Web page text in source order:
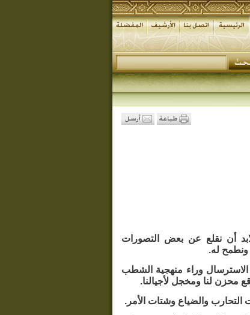
أن نقلع عن بعض التصورات
ونطمح له.
الاسترسال وراء منهجية الشطب
محزن لنا ومخجل لأجيالنا.
التحارب والضياع وشتات الأمر.